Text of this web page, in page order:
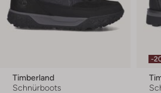
Timberland
Schnürboots
-